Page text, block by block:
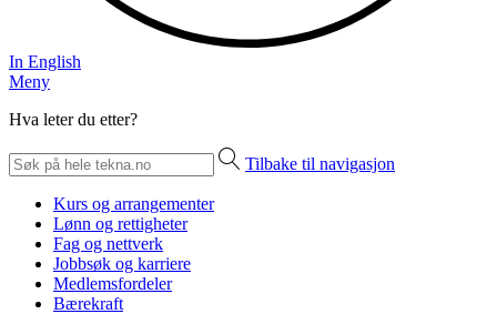
In English
Meny
Hva leter du etter?
Tilbake til navigasjon
Kurs og arrangementer
Lønn og rettigheter
Fag og nettverk
Jobbsøk og karriere
Medlemsfordeler
Bærekraft